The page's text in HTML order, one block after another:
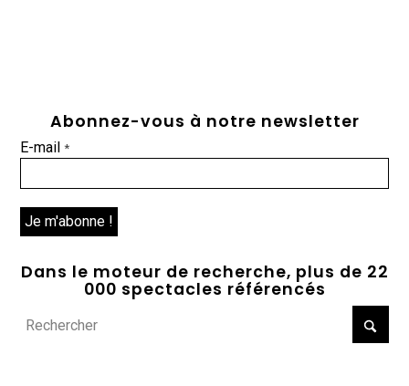
Abonnez-vous à notre newsletter
E-mail*
Dans le moteur de recherche, plus de 22
000 spectacles référencés